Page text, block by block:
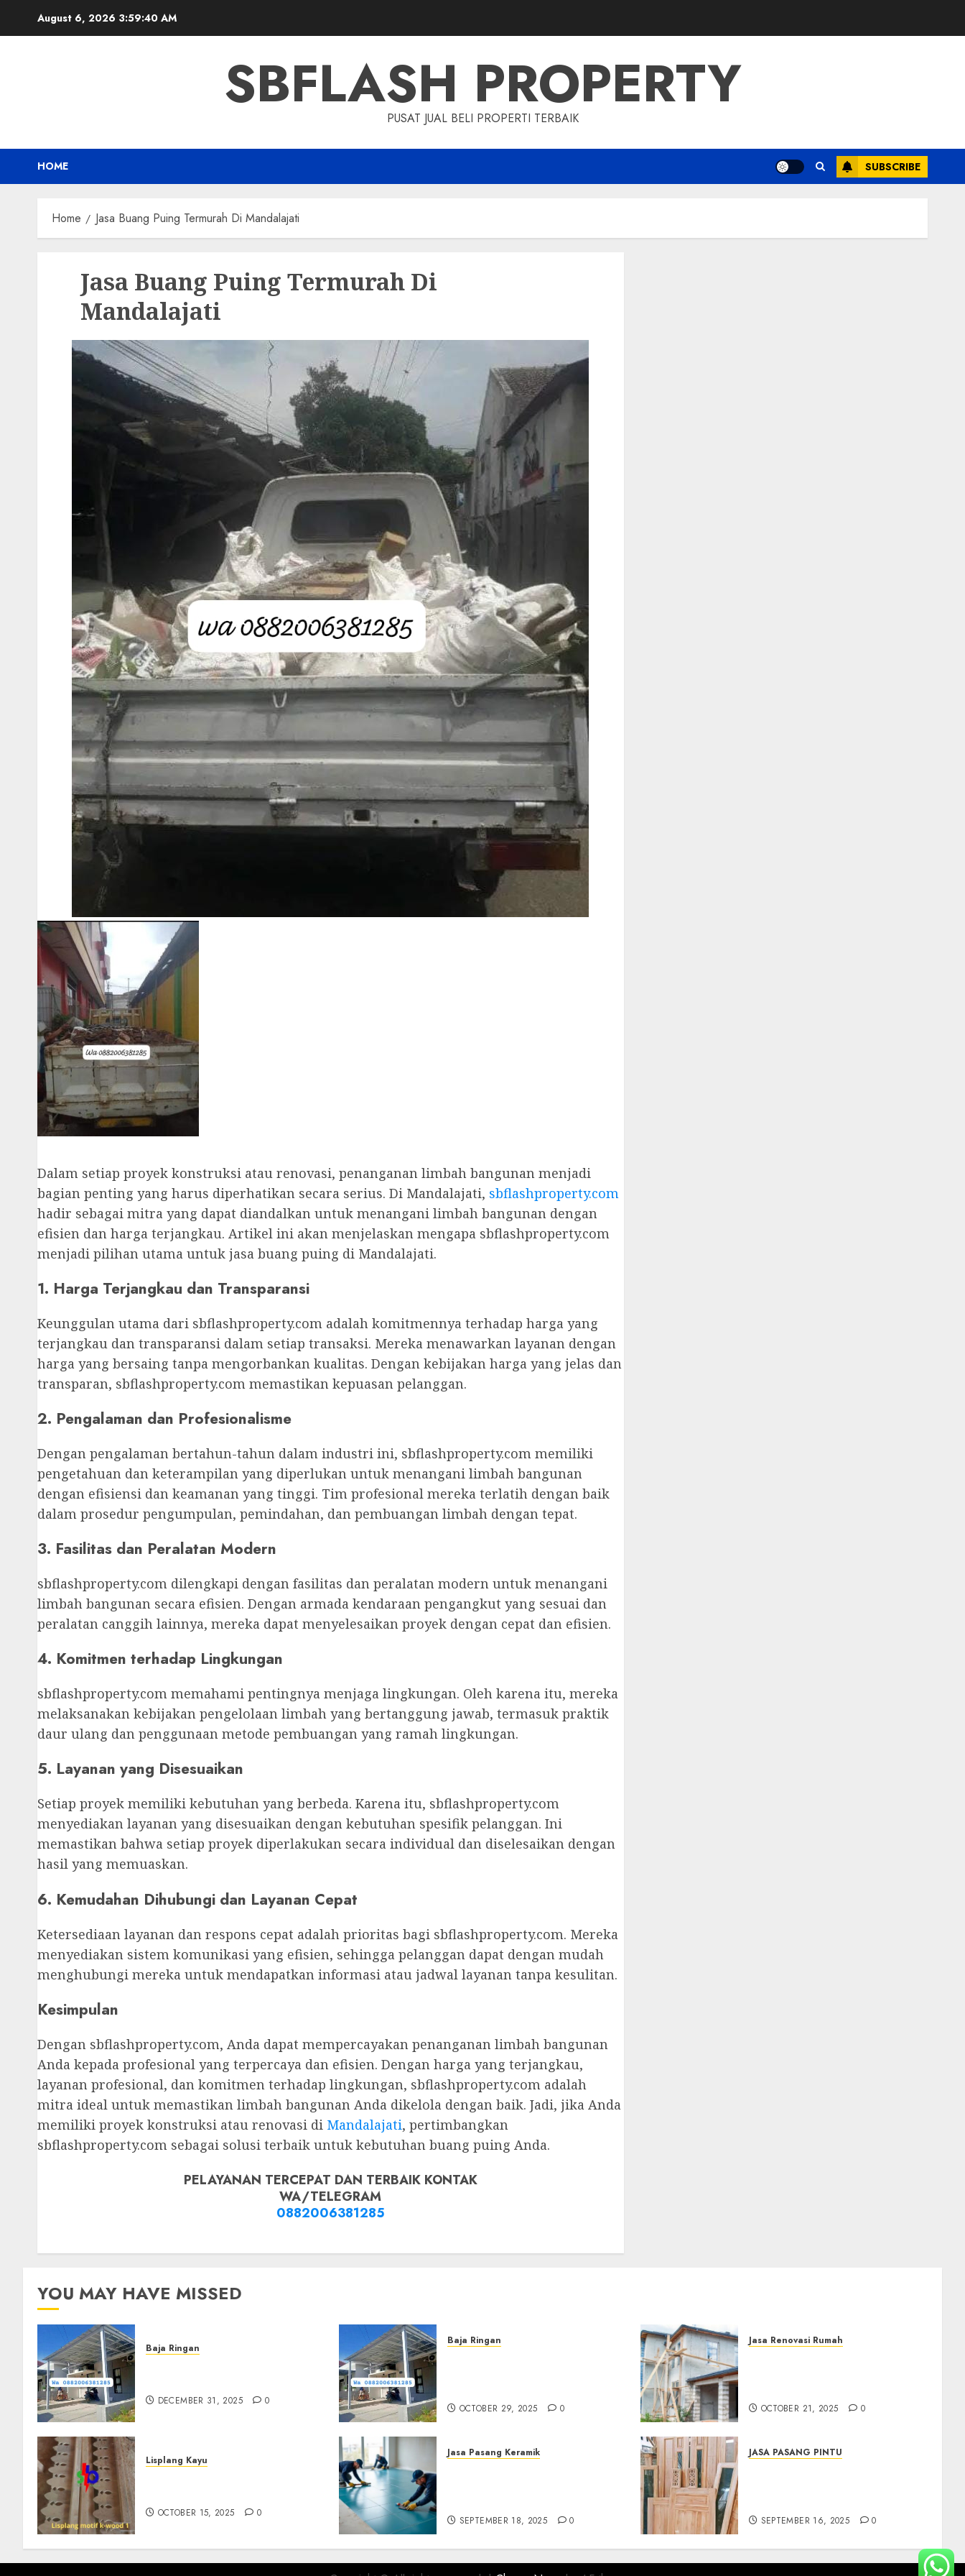
August 6, 2026 3:59:41 AM
SBFLASH PROPERTY
PUSAT JUAL BELI PROPERTI TERBAIK
HOME SUBSCRIBE
Home Jasa Buang Puing Termurah Di Mandalajati
Jasa Buang Puing Termurah Di
Mandalajati
Dalam setiap proyek konstruksi atau renovasi, penanganan limbah bangunan menjadi
bagian penting yang harus diperhatikan secara serius. Di Mandalajati, sbflashproperty.com
hadir sebagai mitra yang dapat diandalkan untuk menangani limbah bangunan dengan
efisien dan harga terjangkau. Artikel ini akan menjelaskan mengapa sbflashproperty.com
menjadi pilihan utama untuk jasa buang puing di Mandalajati.
1. Harga Terjangkau dan Transparansi
Keunggulan utama dari sbflashproperty.com adalah komitmennya terhadap harga yang
terjangkau dan transparansi dalam setiap transaksi. Mereka menawarkan layanan dengan
harga yang bersaing tanpa mengorbankan kualitas. Dengan kebijakan harga yang jelas dan
transparan, sbflashproperty.com memastikan kepuasan pelanggan.
2. Pengalaman dan Profesionalisme
Dengan pengalaman bertahun-tahun dalam industri ini, sbflashproperty.com memiliki
pengetahuan dan keterampilan yang diperlukan untuk menangani limbah bangunan
dengan efisiensi dan keamanan yang tinggi. Tim profesional mereka terlatih dengan baik
dalam prosedur pengumpulan, pemindahan, dan pembuangan limbah dengan tepat.
3. Fasilitas dan Peralatan Modern
sbflashproperty.com dilengkapi dengan fasilitas dan peralatan modern untuk menangani
limbah bangunan secara efisien. Dengan armada kendaraan pengangkut yang sesuai dan
peralatan canggih lainnya, mereka dapat menyelesaikan proyek dengan cepat dan efisien.
4. Komitmen terhadap Lingkungan
sbflashproperty.com memahami pentingnya menjaga lingkungan. Oleh karena itu, mereka
melaksanakan kebijakan pengelolaan limbah yang bertanggung jawab, termasuk praktik
daur ulang dan penggunaan metode pembuangan yang ramah lingkungan.
5. Layanan yang Disesuaikan
Setiap proyek memiliki kebutuhan yang berbeda. Karena itu, sbflashproperty.com
menyediakan layanan yang disesuaikan dengan kebutuhan spesifik pelanggan. Ini
memastikan bahwa setiap proyek diperlakukan secara individual dan diselesaikan dengan
hasil yang memuaskan.
6. Kemudahan Dihubungi dan Layanan Cepat
Ketersediaan layanan dan respons cepat adalah prioritas bagi sbflashproperty.com. Mereka
menyediakan sistem komunikasi yang efisien, sehingga pelanggan dapat dengan mudah
menghubungi mereka untuk mendapatkan informasi atau jadwal layanan tanpa kesulitan.
Kesimpulan
Dengan sbflashproperty.com, Anda dapat mempercayakan penanganan limbah bangunan
Anda kepada profesional yang terpercaya dan efisien. Dengan harga yang terjangkau,
layanan profesional, dan komitmen terhadap lingkungan, sbflashproperty.com adalah
mitra ideal untuk memastikan limbah bangunan Anda dikelola dengan baik. Jadi, jika Anda
memiliki proyek konstruksi atau renovasi di Mandalajati, pertimbangkan
sbflashproperty.com sebagai solusi terbaik untuk kebutuhan buang puing Anda.
PELAYANAN TERCEPAT DAN TERBAIK KONTAK
WA/TELEGRAM
0882006381285
YOU MAY HAVE MISSED
Baja Ringan
DECEMBER 31, 2025 0
Baja Ringan
OCTOBER 29, 2025 0
Jasa Renovasi Rumah
OCTOBER 21, 2025 0
Lisplang Kayu
OCTOBER 15, 2025 0
Jasa Pasang Keramik
SEPTEMBER 18, 2025 0
JASA PASANG PINTU
SEPTEMBER 16, 2025 0